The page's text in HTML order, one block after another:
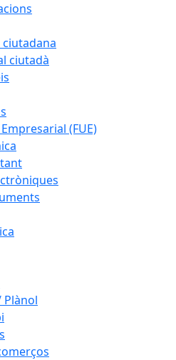
ciutadà
(FUE)
Plànol